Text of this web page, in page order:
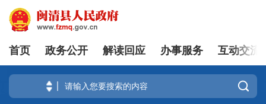
登录
首页 政务公开 解读回应 办事服务 互动交流
